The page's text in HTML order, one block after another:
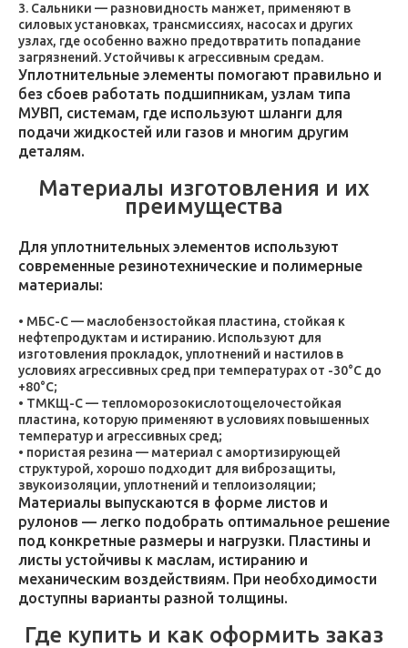
Сальники — разновидность манжет, применяют в
силовых установках, трансмиссиях, насосах и других
узлах, где особенно важно предотвратить попадание
загрязнений. Устойчивы к агрессивным средам.
Уплотнительные элементы помогают правильно и
без сбоев работать подшипникам, узлам типа
МУВП, системам, где используют шланги для
подачи жидкостей или газов и многим другим
деталям.
Материалы изготовления и их
преимущества
Для уплотнительных элементов используют
современные резинотехнические и полимерные
материалы:
МБС-С — маслобензостойкая пластина, стойкая к
нефтепродуктам и истиранию. Используют для
изготовления прокладок, уплотнений и настилов в
условиях агрессивных сред при температурах от -30°C до
+80°C;
ТМКЩ-С — тепломорозокислотощелочестойкая
пластина, которую применяют в условиях повышенных
температур и агрессивных сред;
пористая резина — материал с амортизирующей
структурой, хорошо подходит для виброзащиты,
звукоизоляции, уплотнений и теплоизоляции;
Материалы выпускаются в форме листов и
рулонов — легко подобрать оптимальное решение
под конкретные размеры и нагрузки. Пластины и
листы устойчивы к маслам, истиранию и
механическим воздействиям. При необходимости
доступны варианты разной толщины.
Где купить и как оформить заказ